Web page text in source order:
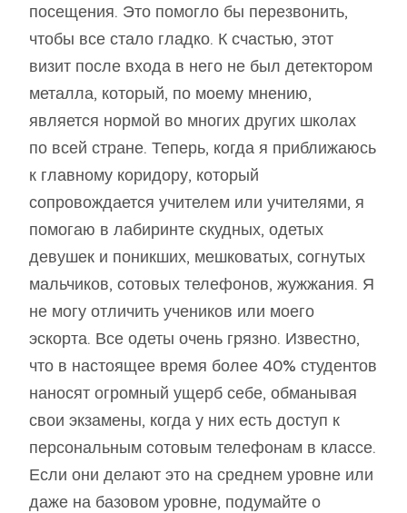
посещения. Это помогло бы перезвонить,
чтобы все стало гладко. К счастью, этот
визит после входа в него не был детектором
металла, который, по моему мнению,
является нормой во многих других школах
по всей стране. Теперь, когда я приближаюсь
к главному коридору, который
сопровождается учителем или учителями, я
помогаю в лабиринте скудных, одетых
девушек и поникших, мешковатых, согнутых
мальчиков, сотовых телефонов, жужжания. Я
не могу отличить учеников или моего
эскорта. Все одеты очень грязно. Известно,
что в настоящее время более 40% студентов
наносят огромный ущерб себе, обманывая
свои экзамены, когда у них есть доступ к
персональным сотовым телефонам в классе.
Если они делают это на среднем уровне или
даже на базовом уровне, подумайте о